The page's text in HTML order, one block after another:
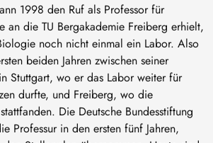
1998 den Ruf als Professor für
an die TU Bergakademie Freiberg erhielt,
noch nicht einmal ein Labor. Also
beiden Jahren zwischen seiner
Stuttgart, wo er das Labor weiter für
durfte, und Freiberg, wo die
Die Deutsche Bundesstiftung
Professur in den ersten fünf Jahren,